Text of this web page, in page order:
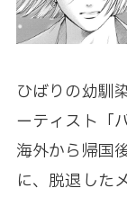
ひばりの幼馴
ーティスト「
海外から帰国
に、脱退した